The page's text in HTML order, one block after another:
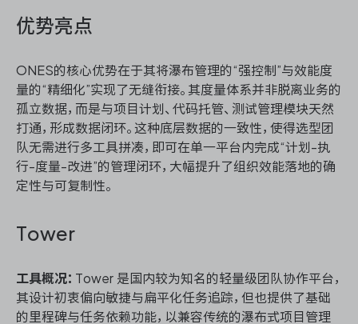
优势亮点
ONES的核心优势在于其将瀑布管理的“强控制”与效能度
量的“精细化”实现了无缝衔接。其度量体系并非脱离业务的
孤立数据，而是与项目计划、代码托管、测试管理模块天然
打通，形成数据闭环。这种底层数据的一致性，使得选型团
队无需进行多工具拼凑，即可在单一平台内完成“计划-执
行-度量-改进”的管理闭环，大幅提升了组织效能落地的确
定性与可复制性。
Tower
工具概况： Tower 是国内较为知名的轻量级团队协作平台，
其设计初衷偏向敏捷与扁平化任务追踪，但也提供了基础
的里程碑与任务依赖功能，以兼容传统的瀑布式项目管理